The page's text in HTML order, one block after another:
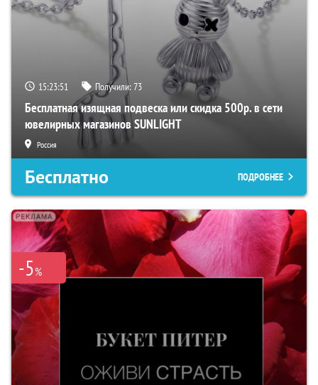
15:23:50 Получили:73
Бесплатная изящная подвеска или скидка 500р. в сети
ювелирных магазинов SUNLIGHT
Россия
Бесплатно ПОДРОБНЕЕ
-5%